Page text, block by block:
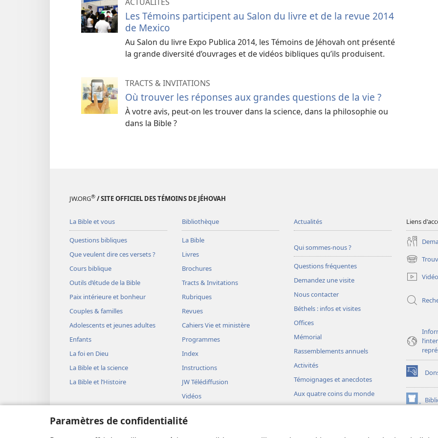
Paramètres de confidentialité
Les Témoins participent au Salon du livre et de la revue 2014
de Mexico
Au Salon du livre Expo Publica 2014, les Témoins de Jéhovah ont présenté
la grande diversité d’ouvrages et de vidéos bibliques qu’ils produisent.
TRACTS & INVITATIONS
Où trouver les réponses aux grandes questions de la vie ?
À votre avis, peut-​on les trouver dans la science, dans la philosophie ou
dans la Bible ?
JW.ORG® / SITE OFFICIEL DES TÉMOINS DE JÉHOVAH
La Bible et vous
Questions bibliques
Que veulent dire ces versets ?
Cours biblique
Outils d’étude de la Bible
Paix intérieure et bonheur
Couples & familles
Adolescents et jeunes adultes
Enfants
La foi en Dieu
La Bible et la science
La Bible et l’Histoire
Bibliothèque
La Bible
Livres
Brochures
Tracts & Invitations
Rubriques
Revues
Cahiers Vie et ministère
Programmes
Index
Instructions
JW Télédiffusion
Vidéos
Représentations théâtrales
Actualités
Qui sommes-nous ?
Questions fréquentes
Demandez une visite
Nous contacter
Béthels : infos et visites
Offices
Mémorial
Rassemblements annuels
Activités
Témoignages et anecdotes
Aux quatre coins du monde
Liens
(ouvre
une
nouvelle
(ouvre
une
nouvelle
fenêtre)
(ouvre